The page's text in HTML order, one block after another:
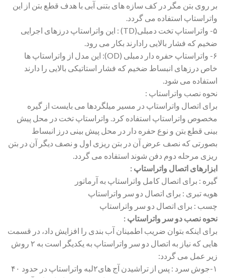
بر روی بتن مگر در کف سازه های بتنی آبی با هدف قطع بتن از این
واتراستاپ استفاده می گردد.
۵- واتراستاپ تخت دمبلی(TD) : این واتراستاپ درزهای اجرایی
ضخیم که فشار بالایی رادارند بکار می رود.
۶- واتراستاپ حفره دار دمبلی (OD): این مدل از واتراستاپ ها
خاص درزهای انبساط ضخیم که فشار استاتیکی بالایی را دارند
استفاده می شود.
نحوه نصب واتراستاپ :
برای اتصال واتراستاپ در مسیر میلگردها می بایست از گیره
مخصوص واتراستاپ استفاده کرد. واتراستاپ تخت در محل پیش
بینی قطع بتن و نوع حفره دار در محل پیش بینی درز انبساط
بصورتی که نصف عرض آن در بتن ریزی اول و نصف دیگر آن در بتن
ریزی مرحله دوم دفن شوند استفاده می گردد.
ابزارهای اتصال واتراستاپ :
گیره : برای اتصال کامل واتراستاپ به آرماتور
هویه تبری : برای اتصال دو سر واتراستاپ
چسب : برای اتصال دو سر واتراستاپ
نحوه نصب دو سر واتراستاپ :
برای اینکه بتوان ضریب اطمینان آب بندی را افزایش داد، در قسمت
هایی که نیاز به اتصال دو سر واتراستاپ به یکدیگر است به ۲ روش
زیر عمل می گردد:
۱-جوش سرد : پس از تراشیدن آج های۲لبه واتراستاپ در حدود ۴۰